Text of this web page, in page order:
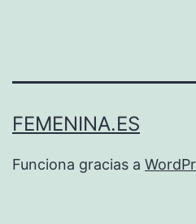
FEMENINA.ES
Funciona gracias a